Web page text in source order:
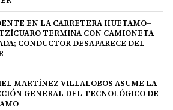
EN LA CARRETERA HUETAMO–
TERMINA CON CAMIONETA
CONDUCTOR DESAPARECE DEL
MARTÍNEZ VILLALOBOS ASUME LA
GENERAL DEL TECNOLÓGICO DE